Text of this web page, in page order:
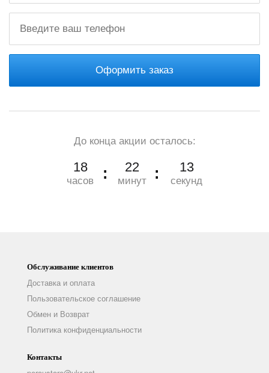
Оформить заказ
До конца акции осталось:
18
часов
22
минут
12
секунд
Обслуживание клиентов
Доставка и оплата
Пользовательское соглашение
Обмен и Возврат
Политика конфиденциальности
Контакты